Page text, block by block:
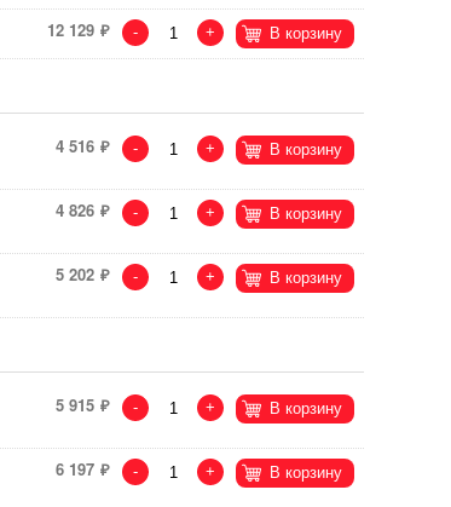
12 129 - + В корзину
4 516 - + В корзину
4 826 - + В корзину
5 202 - + В корзину
5 915 - + В корзину
6 197 - + В корзину